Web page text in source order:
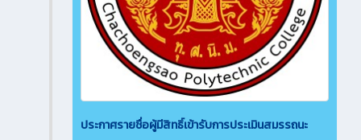
ประกาศรายชื่อผู้มีสิทธิ์เข้ารับการประเมินสมรรถนะ